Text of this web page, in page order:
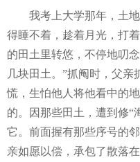
我考上大学那年，土地
得睡不着，趁着月光，打
的田土里转悠，不停地叨
几块田土。”抓阄时，父
慌，生怕他人将他看中的
的。因那些田土，遭到修“
它。前面握有那些序号的
亲如愿以偿，承包了散落